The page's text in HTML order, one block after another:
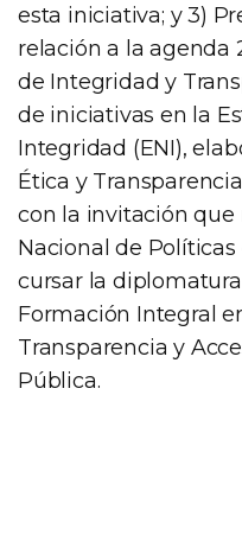
esta iniciativa; y 3)
relación a la agenda
de Integridad y
de iniciativas en la
Integridad (ENI),
Ética y
con la invitación que
Nacional de
cursar la
Formación Integral
Transparencia y
Pública.